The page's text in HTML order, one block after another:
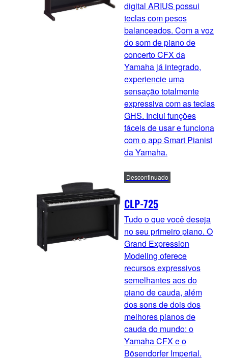
digital ARIUS possui
teclas com pesos
balanceados. Com a voz
do som de piano de
concerto CFX da
Yamaha já integrado,
experiencie uma
sensação totalmente
expressiva com as teclas
GHS. Inclui funções
fáceis de usar e funciona
com o app Smart Pianist
da Yamaha.
CLP-725
Descontinuado
Tudo o que você deseja
no seu primeiro piano. O
Grand Expression
Modeling oferece
recursos expressivos
semelhantes aos do
piano de cauda, além
dos sons de dois dos
melhores pianos de
cauda do mundo: o
Yamaha CFX e o
Bösendorfer Imperial.